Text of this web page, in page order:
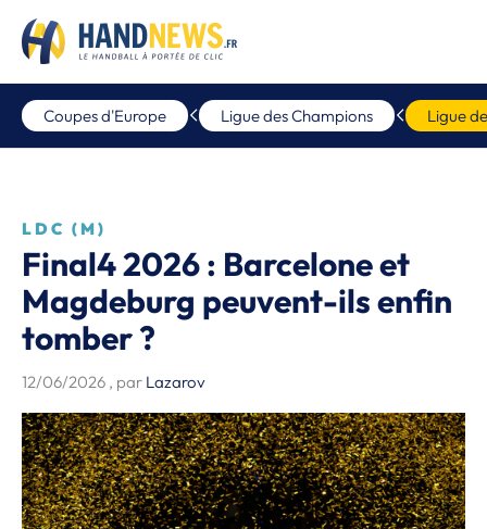
Coupes d'Europe Ligue des Champions Ligue
LDC (M)
Final4 2026 : Barcelone et
Magdeburg peuvent-ils enfin
tomber ?
12/06/2026 , par Lazarov